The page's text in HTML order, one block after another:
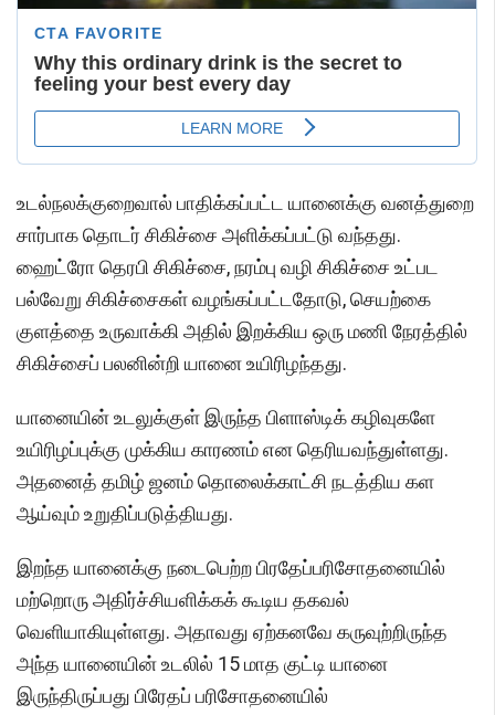
உடல்நலக்குறைவால் பாதிக்கப்பட்ட யானைக்கு வனத்துறை
சார்பாக தொடர் சிகிச்சை அளிக்கப்பட்டு வந்தது.
ஹைட்ரோ தெரபி சிகிச்சை, நரம்பு வழி சிகிச்சை உட்பட
பல்வேறு சிகிச்சைகள் வழங்கப்பட்டதோடு, செயற்கை
குளத்தை உருவாக்கி அதில் இறக்கிய ஒரு மணி நேரத்தில்
சிகிச்சைப் பலனின்றி யானை உயிரிழந்தது.
யானையின் உடலுக்குள் இருந்த பிளாஸ்டிக் கழிவுகளே
உயிரிழப்புக்கு முக்கிய காரணம் என தெரியவந்துள்ளது.
அதனைத் தமிழ் ஜனம் தொலைக்காட்சி நடத்திய கள
ஆய்வும் உறுதிப்படுத்தியது.
இறந்த யானைக்கு நடைபெற்ற பிரதேப்பரிசோதனையில்
மற்றொரு அதிர்ச்சியளிக்கக் கூடிய தகவல்
வெளியாகியுள்ளது. அதாவது ஏற்கனவே கருவுற்றிருந்த
அந்த யானையின் உடலில் 15 மாத குட்டி யானை
இருந்திருப்பது பிரேதப் பரிசோதனையில்